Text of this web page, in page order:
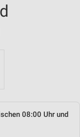
08:00 Uhr und